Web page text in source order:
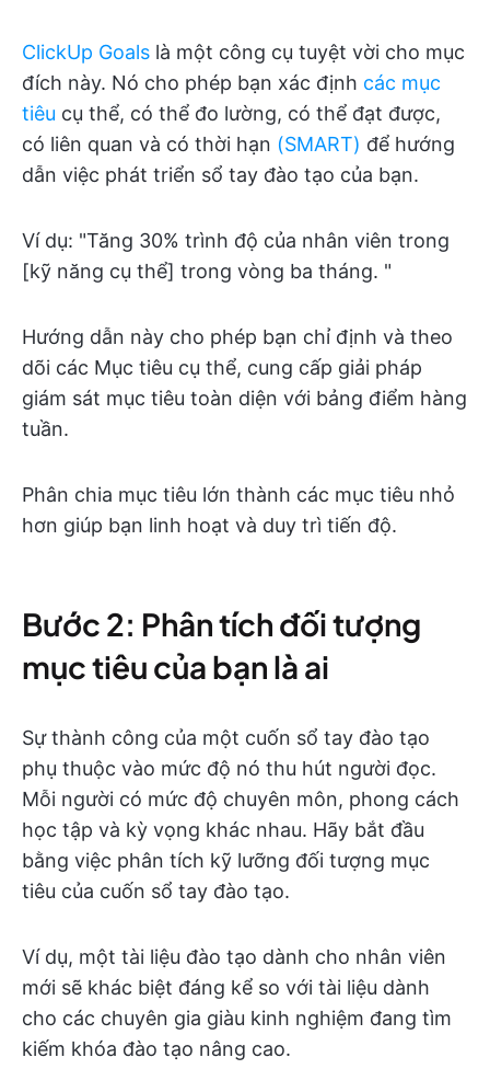
ClickUp Goals là một công cụ tuyệt vời cho mục
đích này. Nó cho phép bạn xác định các mục
tiêu cụ thể, có thể đo lường, có thể đạt được,
có liên quan và có thời hạn (SMART) để hướng
dẫn việc phát triển sổ tay đào tạo của bạn.
Ví dụ: "Tăng 30% trình độ của nhân viên trong
[kỹ năng cụ thể] trong vòng ba tháng. "
Hướng dẫn này cho phép bạn chỉ định và theo
dõi các Mục tiêu cụ thể, cung cấp giải pháp
giám sát mục tiêu toàn diện với bảng điểm hàng
tuần.
Phân chia mục tiêu lớn thành các mục tiêu nhỏ
hơn giúp bạn linh hoạt và duy trì tiến độ.
Bước 2: Phân tích đối tượng
mục tiêu của bạn là ai
Sự thành công của một cuốn sổ tay đào tạo
phụ thuộc vào mức độ nó thu hút người đọc.
Mỗi người có mức độ chuyên môn, phong cách
học tập và kỳ vọng khác nhau. Hãy bắt đầu
bằng việc phân tích kỹ lưỡng đối tượng mục
tiêu của cuốn sổ tay đào tạo.
Ví dụ, một tài liệu đào tạo dành cho nhân viên
mới sẽ khác biệt đáng kể so với tài liệu dành
cho các chuyên gia giàu kinh nghiệm đang tìm
kiếm khóa đào tạo nâng cao.